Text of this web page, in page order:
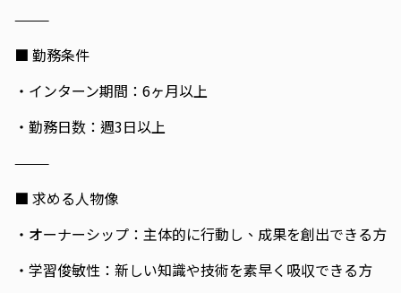
⸻
■ 勤務条件
・インターン期間：6ヶ月以上
・勤務日数：週3日以上
⸻
■ 求める人物像
・オーナーシップ：主体的に行動し、成果を創出できる方
・学習俊敏性：新しい知識や技術を素早く吸収できる方